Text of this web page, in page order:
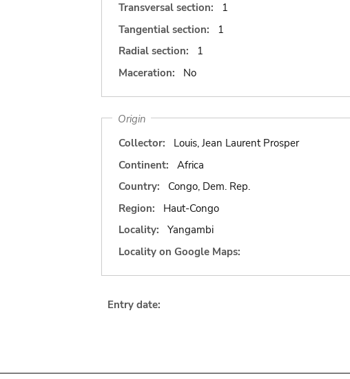
Transversal section:
1
Tangential section:
1
Radial section:
1
Maceration:
No
Origin
Collector:
Louis, Jean Laurent Prosper
Continent:
Africa
Country:
Congo, Dem. Rep.
Region:
Haut-Congo
Locality:
Yangambi
Locality on Google Maps:
Entry date: